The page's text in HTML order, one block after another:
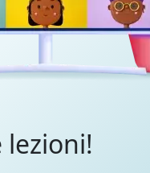
lezioni!